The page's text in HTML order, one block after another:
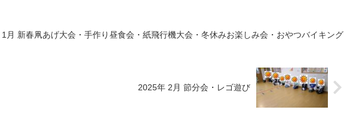
月 新春凧あげ大会・手作り昼食会・紙飛行機大会・冬休みお楽しみ会・おやつバイキング
2025年 2月 節分会・レゴ遊び